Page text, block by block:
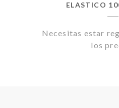
ELASTICO
Necesitas estar
los